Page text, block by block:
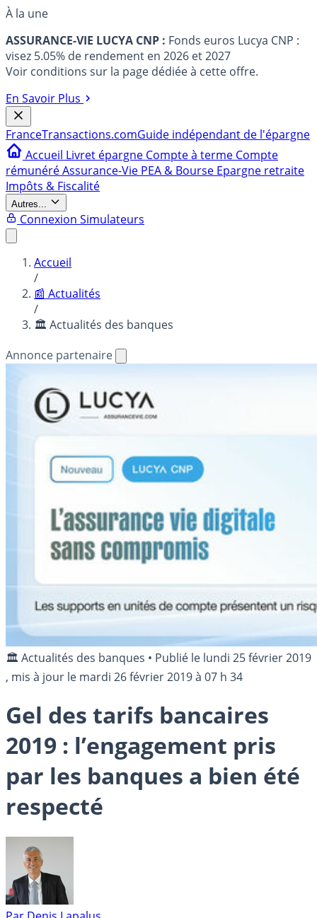
À la une
ASSURANCE-VIE LUCYA CNP : Fonds euros Lucya CNP :
visez 5.05% de rendement en 2026 et 2027
Voir conditions sur la page dédiée à cette offre.
En Savoir Plus
FranceTransactions.comGuide indépendant de l'épargne
Accueil Livret épargne Compte à terme Compte
rémunéréAssurance-Vie PEA & Bourse Epargne retraite
Impôts & Fiscalité
Autres...
Connexion Simulateurs
Accueil
/
📰 Actualités
/
🏛️ Actualités des banques
Annonce partenaire
🏛️ Actualités des banques • Publié le lundi 25 février 2019
, mis à jour le mardi 26 février 2019 à 07 h 34
Gel des tarifs bancaires
2019 : l’engagement pris
par les banques a bien été
respecté